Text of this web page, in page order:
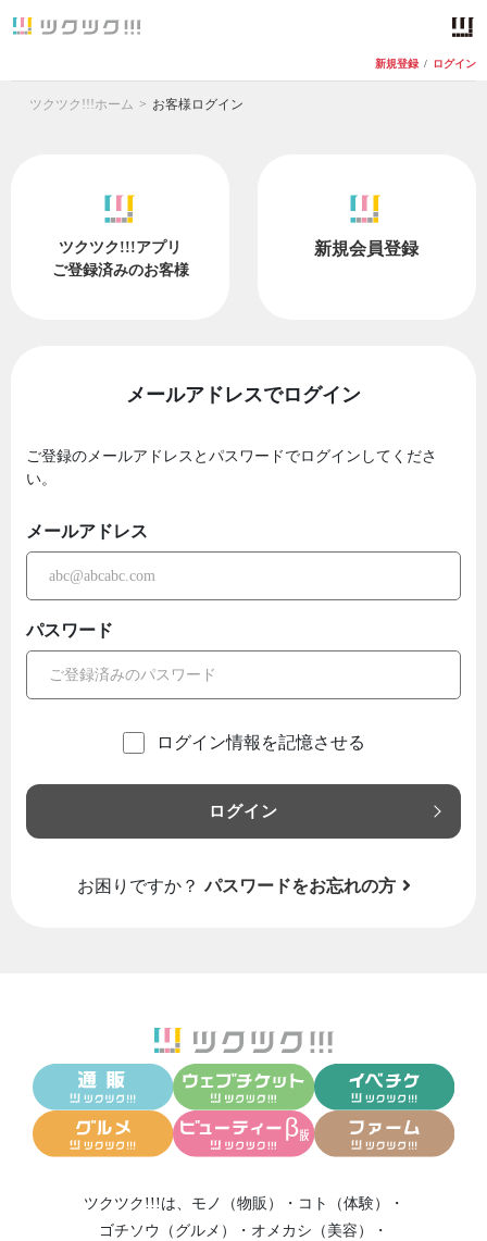
新規登録 / ログイン
ツクツク!!!ホーム お客様ログイン
ツクツク!!!アプリ
ご登録済みのお客様
新規会員登録
メールアドレスでログイン
ご登録のメールアドレスとパスワードでログインしてくださ
い。
メールアドレス
パスワード
ログイン情報を記憶させる
ログイン
お困りですか？ パスワードをお忘れの方
ツクツク!!!は、 モノ（物販） ・ コト（体験）
・
ゴチソウ（グルメ）
・ オメカシ（美容）
・